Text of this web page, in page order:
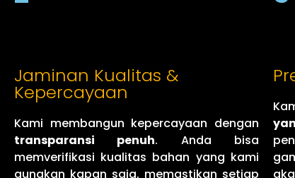
Jaminan Kualitas &
Kepercayaan
Kami membangun kepercayaan dengan
transparansi penuh. Anda bisa
memverifikasi kualitas bahan yang kami
gunakan kapan saja, memastikan setiap